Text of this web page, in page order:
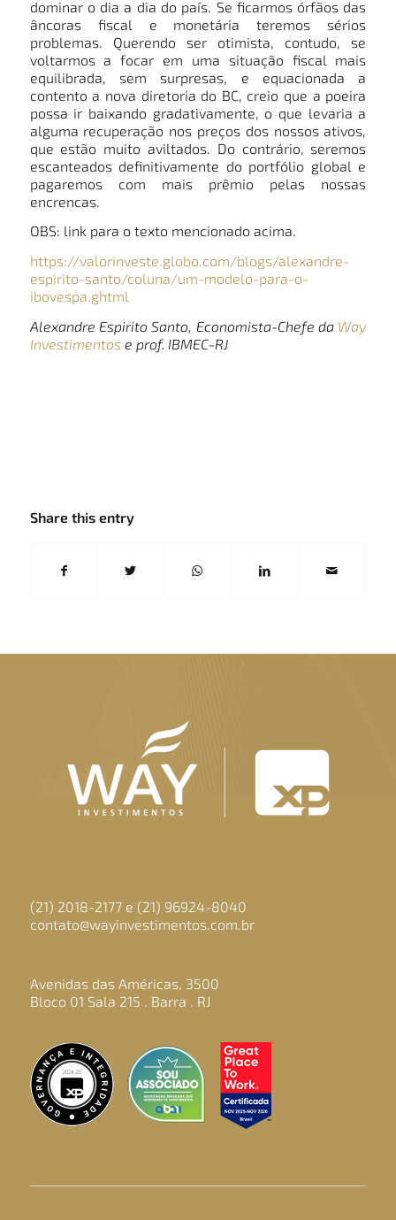
dominar o dia a dia do país. Se ficarmos órfãos das
âncoras fiscal e monetária teremos sérios
problemas. Querendo ser otimista, contudo, se
voltarmos a focar em uma situação fiscal mais
equilibrada, sem surpresas, e equacionada a
contento a nova diretoria do BC, creio que a poeira
possa ir baixando gradativamente, o que levaria a
alguma recuperação nos preços dos nossos ativos,
que estão muito aviltados. Do contrário, seremos
escanteados definitivamente do portfólio global e
pagaremos com mais prêmio pelas nossas
encrencas.
OBS: link para o texto mencionado acima.
https://valorinveste.globo.com/blogs/alexandre-
espirito-santo/coluna/um-modelo-para-o-
ibovespa.ghtml
Alexandre Espirito Santo, Economista-Chefe da Way
Investimentose prof. IBMEC-RJ
Share this entry
(21) 2018-2177 e (21) 96924-8040
contato@wayinvestimentos.com.br
Avenidas das Américas, 3500
Bloco 01 Sala 215 . Barra . RJ